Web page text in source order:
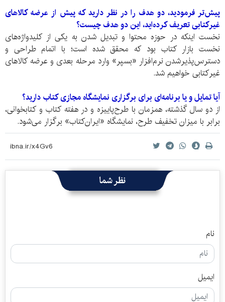
پیش‌تر فرمودید، دو هدف‌ را در نظر دارید که پیش از عرضه کالا‌های
غیر‌کتابی تعریف کرده‌اید، این دو هدف چیست؟
نخست اینکه در حوزه محتوا و تبدیل شدن به یکی از کلید‌واژه‌‌های
نخست بازار کتاب بود که محقق شده است؛ با اتمام طراحی و
دسترس‌پذیرشدن نرم‌افزار «بسپر» وارد مرحله بعدی و عرضه کالا‌های
غیرکتابی خواهیم شد.
آیا تمایل و یا برنامه‌ای برای برگزاری نمایشگاه مجازی کتاب دارید؟
از دو سال گذشته، همزمان با طرح‌پاییزه و در هفته کتاب و کتابخوانی،
برابر با میزان تخفیف طرح، نمایشگاه «ایران‌کتاب» برگزار می‌شود.
نظر شما
نام
ایمیل